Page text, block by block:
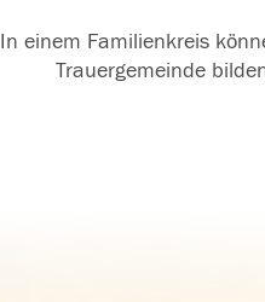
In einem Familienkreis
Trauergemeinde